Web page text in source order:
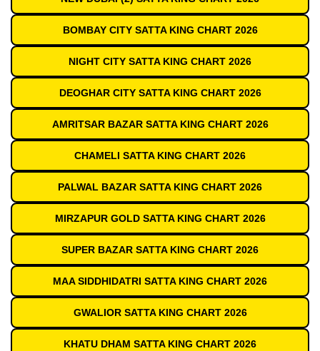
BOMBAY CITY SATTA KING CHART 2026
NIGHT CITY SATTA KING CHART 2026
DEOGHAR CITY SATTA KING CHART 2026
AMRITSAR BAZAR SATTA KING CHART 2026
CHAMELI SATTA KING CHART 2026
PALWAL BAZAR SATTA KING CHART 2026
MIRZAPUR GOLD SATTA KING CHART 2026
SUPER BAZAR SATTA KING CHART 2026
MAA SIDDHIDATRI SATTA KING CHART 2026
GWALIOR SATTA KING CHART 2026
KHATU DHAM SATTA KING CHART 2026